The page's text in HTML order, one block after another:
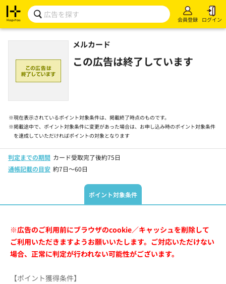
会員登録 ログイン
メルカード
この広告は終了しています
※現在表示されているポイント対象条件は、掲載終了時点のものです。
※掲載途中で、ポイント対象条件に変更があった場合は、お申し込み時のポイント対象条件
を達成していただければポイントの対象となります
判定までの期間 カード受取完了後約75日
通帳記載の目安 約7日～60日
ポイント対象条件
※広告のご利用前にブラウザのcookie／キャッシュを削除して
ご利用いただきますようお願いいたします。ご対応いただけない
場合、正常に判定が行われない可能性がございます。
【ポイント獲得条件】